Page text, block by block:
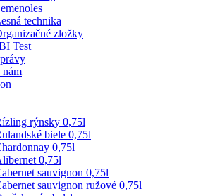
technika
zložky
Test
nám
rýnsky 0,75l
biele 0,75l
0,75l
0,75l
sauvignon 0,75l
sauvignon ružové 0,75l